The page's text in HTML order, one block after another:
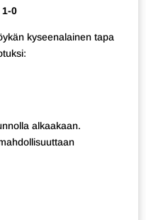
0
kyseenalainen tapa
alkaakaan.